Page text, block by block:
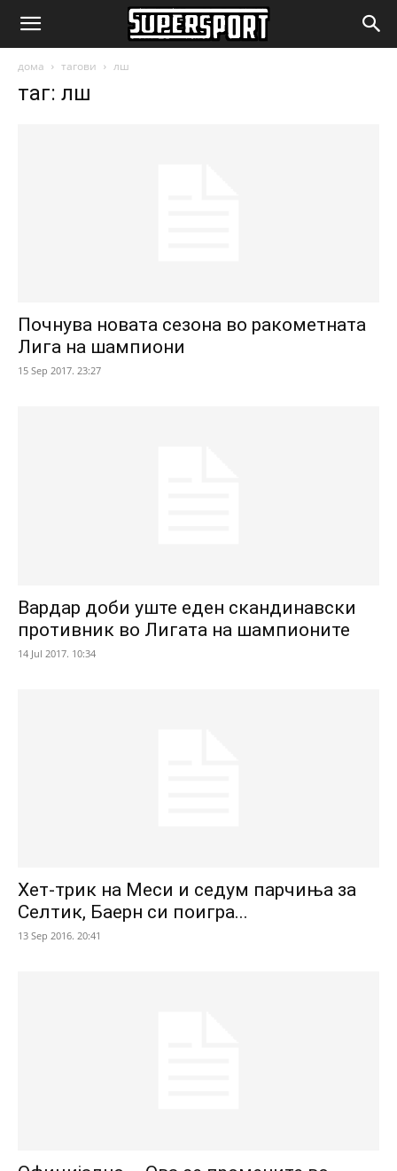
SuperSport.mk
дома тагови лш
таг: лш
Почнува новата сезона во ракометната
Лига на шампиони
15 Sep 2017. 23:27
Вардар доби уште еден скандинавски
противник во Лигата на шампионите
14 Jul 2017. 10:34
Хет-трик на Меси и седум парчиња за
Селтик, Баерн си поигра...
13 Sep 2016. 20:41